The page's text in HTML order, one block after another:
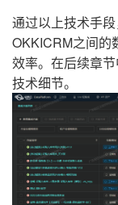
通过以上技术手
OKKICRM之间的
效率。在后续章
技术细节。